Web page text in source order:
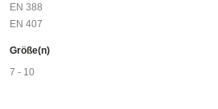
EN 388
EN 407
Größe(n)
7 - 10